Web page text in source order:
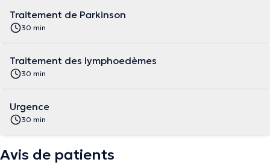
Traitement de Parkinson
30 min
Traitement des lymphoedèmes
30 min
Urgence
30 min
Avis de patients